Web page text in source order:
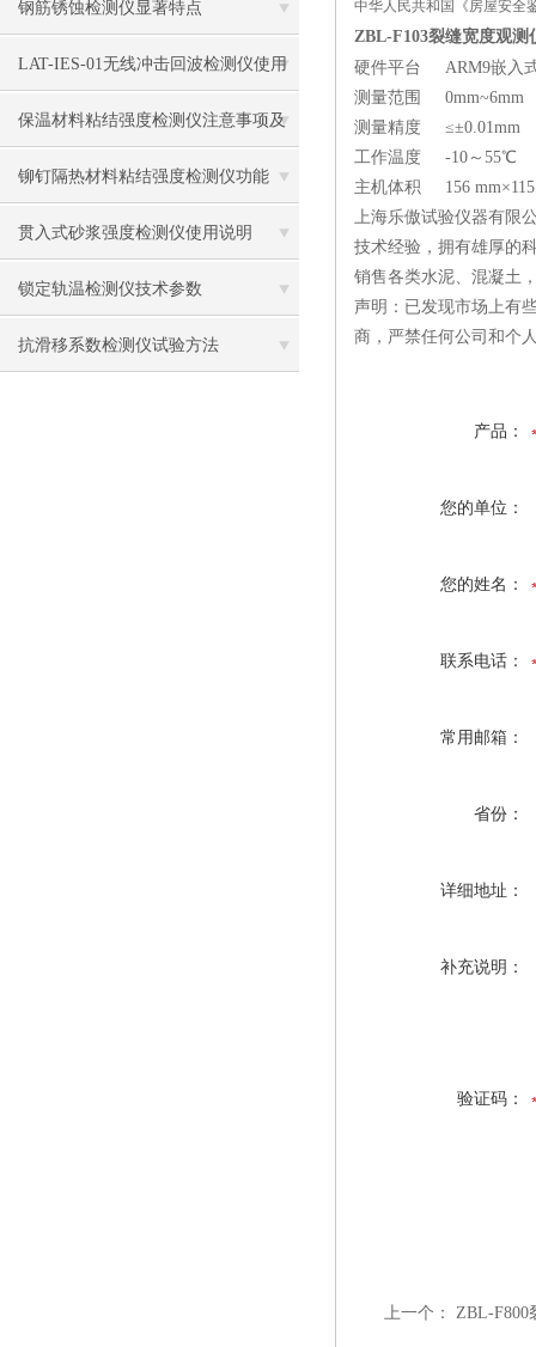
场中的应用
钢筋锈蚀检测仪显著特点
LAT-IES-01无线冲击回波检测仪使用
操作方法
保温材料粘结强度检测仪注意事项及
保养
铆钉隔热材料粘结强度检测仪功能
贯入式砂浆强度检测仪使用说明
锁定轨温检测仪技术参数
抗滑移系数检测仪试验方法
中华人民共和国《房屋安
ZBL-F103裂缝宽度观测
硬件平台 ARM9嵌入
测量范围 0mm~6mm
测量精度 ≤±0.01mm
工作温度 -10～55℃
主机体积 156
上海乐傲试验仪器有限
技术经验，拥有雄厚的
销售各类水泥、混凝土
声明：已发现市场上有
商，严禁任何公司和个
产品：
您的单位：
您的姓名：
联系电话：
常用邮箱：
省份：
详细地址：
补充说明：
验证码：
上一个： ZBL-F800